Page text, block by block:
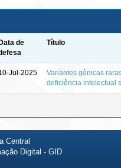
de
Título
Jul-2025
Variantes gênicas
deficiência intelectual
Central
Digital - GID